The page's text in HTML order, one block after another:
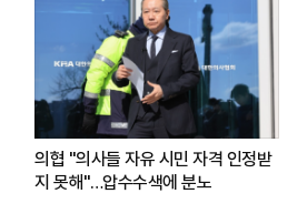
의협 "의사들 자유 시민 자격 인정받
지 못해"…압수수색에 분노